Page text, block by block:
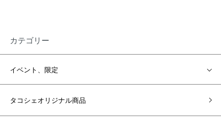
カテゴリー
イベント、限定
タコシェオリジナル商品